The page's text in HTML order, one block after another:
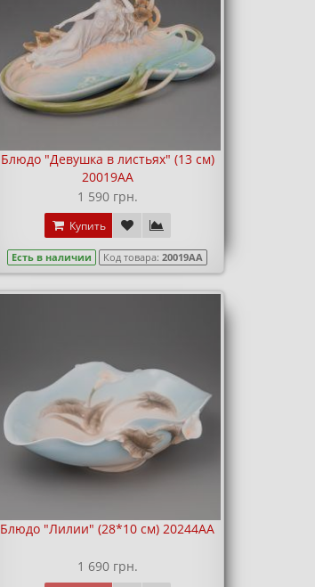
Блюдо "Девушка в листьях" (13 см)
20019AA
1 590 грн.
Купить
Есть в наличии Код товара:20019AA
Блюдо "Лилии" (28*10 см) 20244AA
1 690 грн.